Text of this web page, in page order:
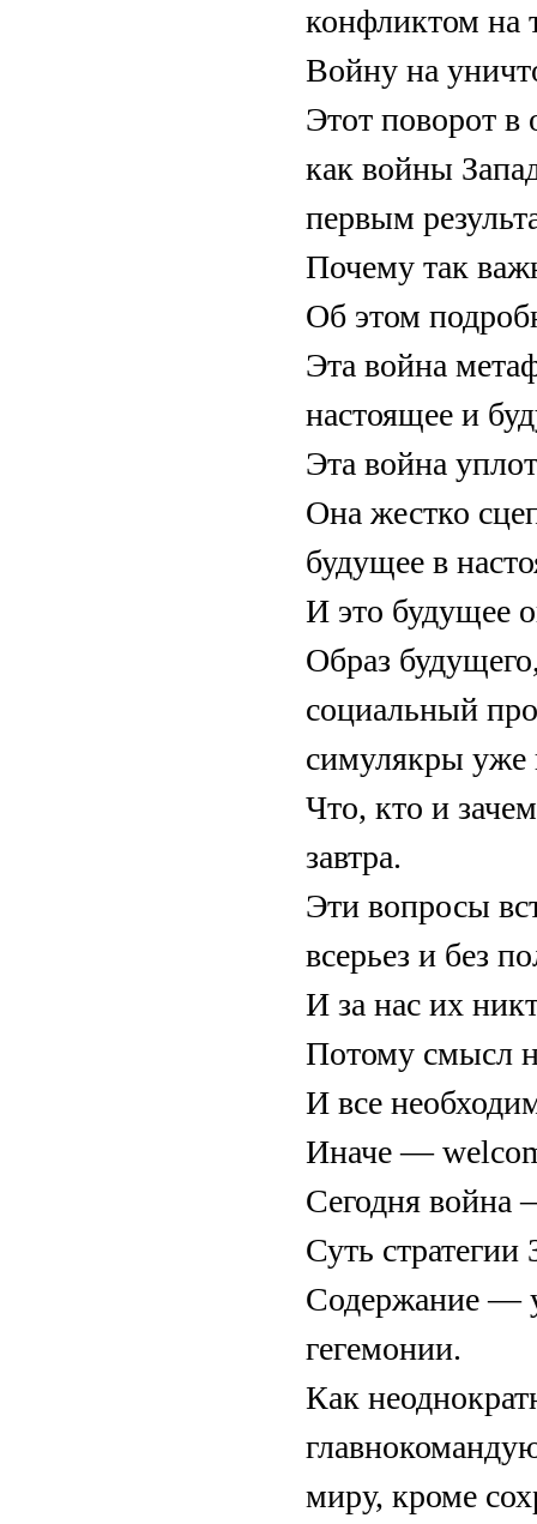
конфликтом
Вой­ну на
Этот поворот
как вой­ны
первым
Почему так
Об этом
Эта вой­на
настоящее и
Эта вой­на
Она жестко
будущее в
И это будущее
Образ
социальный
симулякры уже
Что, кто и
завтра.
Эти вопросы
всерьез и без
И за нас их
Потому смысл
И все
Иначе —
Сегодня вой­на
Суть
Содержание —
гегемонии.
Как
миру, кроме